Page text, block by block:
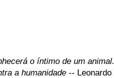
o íntimo de um
a humanidade --